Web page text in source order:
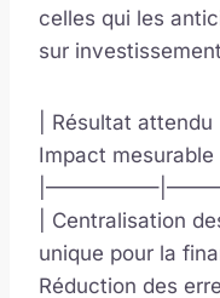
celles qui les
sur
| Résultat
Impact mesurable |
| Centralisation
unique pour la
Réduction des